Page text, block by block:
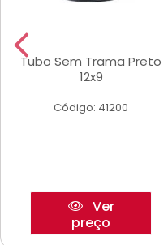
Tubo Sem Trama Preto
12x9
Código: 41200
Ver
preço